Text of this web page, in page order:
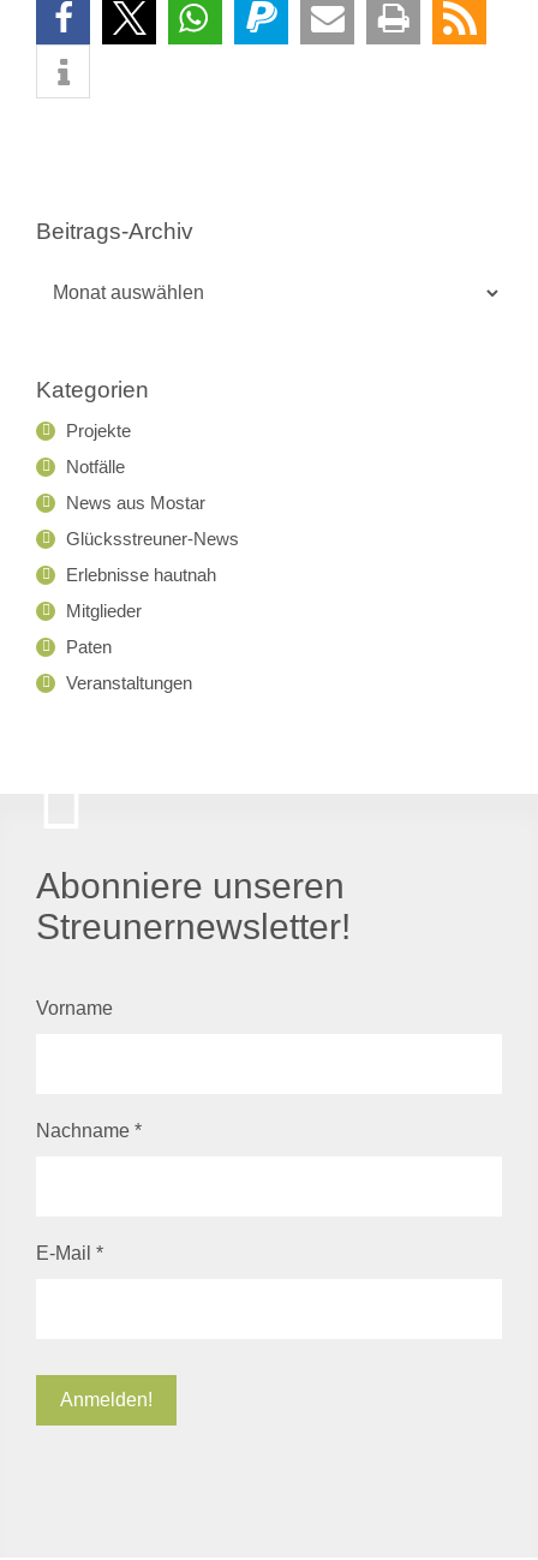
Beitrags-Archiv
Kategorien
Projekte
Notfälle
News aus Mostar
Glücksstreuner-News
Erlebnisse hautnah
Mitglieder
Paten
Veranstaltungen
Abonniere unseren
Streunernewsletter!
Vorname
Nachname *
E-Mail *